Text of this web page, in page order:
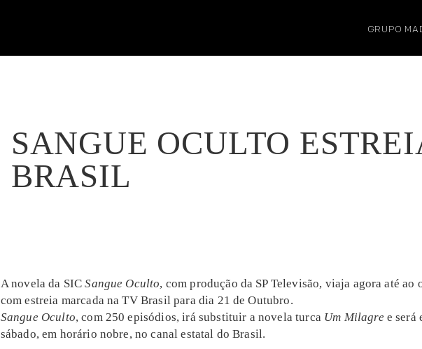
GRUPO
SANGUE OCULTO
BRASIL
A novela da SICSangue Oculto, com produção da SP Televisão, viaja agora até
com estreia marcada na TV Brasil para dia 21 de Outubro.
Sangue Oculto, com 250 episódios, irá substituir a novela turca Um Milagre e será
sábado, em horário nobre, no canal estatal do Brasil.